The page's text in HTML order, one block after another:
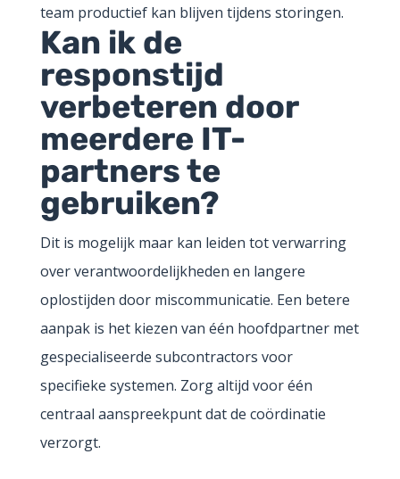
team productief kan blijven tijdens storingen.
Kan ik de
responstijd
verbeteren door
meerdere IT-
partners te
gebruiken?
Dit is mogelijk maar kan leiden tot verwarring
over verantwoordelijkheden en langere
oplostijden door miscommunicatie. Een betere
aanpak is het kiezen van één hoofdpartner met
gespecialiseerde subcontractors voor
specifieke systemen. Zorg altijd voor één
centraal aanspreekpunt dat de coördinatie
verzorgt.